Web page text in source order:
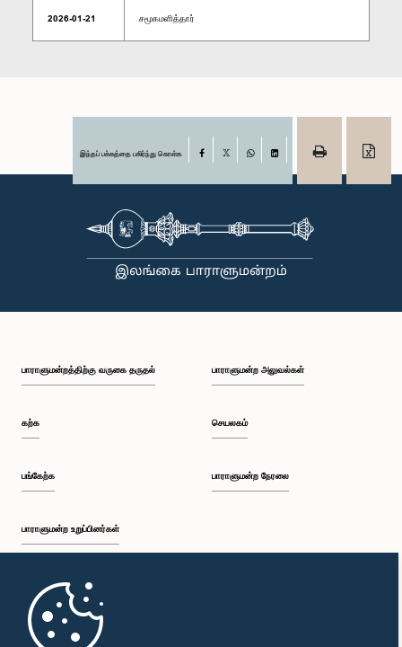
2026-01-21 சமூகமளித்தார்
இந்தப் பக்கத்தை பகிர்ந்து கொள்க Facebook
பாராளுமன்றத்திற்கு வருகை தருதல்
கற்க
பங்கேற்க
பாராளுமன்ற உறுப்பினர்கள்
முதற்பக்கம்
பாராளுமன்ற அலுவல்கள்
செயலகம்
பாராளுமன்ற நேரலை